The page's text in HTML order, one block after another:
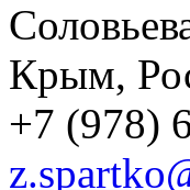
Крым,
+7 (978)